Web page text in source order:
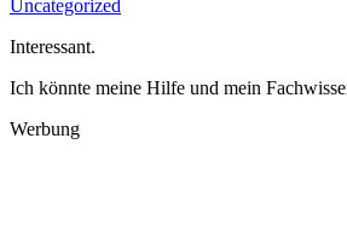
Uncategorized
Interessant.
Ich könnte meine Hilfe und mein
Werbung